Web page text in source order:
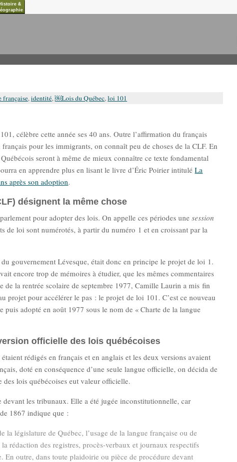
française,identité,￼Lois du Québec,loi 101
célèbre cette année ses 40 ans. Outre l’affirmation du français
pour les immigrants, on connaît peu de choses de la CLF. En
seront à même de mieux connaître ce texte fondamental
en apprendre plus en lisant le livre d’Éric Poirier intituléLa
après son adoption.
désignent la même chose
pour adopter des lois. On appelle ces périodes unesession
de loi sont numérotés, à partir du numéro 1 et en croissant par la
gouvernement Lévesque, était donc en principe le projet de loi 1.
encore trop de mémoires à étudier, que les mêmes commentaires
la rentrée scolaire de septembre 1977, Camille Laurin a mis fin
projet pour accélérer le pas : le projet de loi 101. C’est ce nouveau
adopté en août 1977 sous le nom de « Charte de la langue
officielle des lois québécoises
rédigés en français et en anglais et les deux versions avaient
doté en conséquence d’une seule langue officielle, on décida de
lois québécoises eut valeur officielle.
les tribunaux. Elle a été jugée inconstitutionnelle, car
1867 indique que :
la législature de Québec, l’usage de la langue française ou de
rédaction des registres, procès-verbaux et journaux respectifs
En outre, dans toute plaidoirie ou pièce de procédure devant
Histoire &